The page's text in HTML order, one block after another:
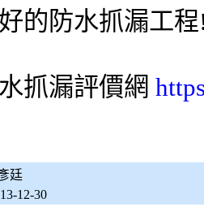
的防水抓漏工
抓漏評價網
廷
12-30